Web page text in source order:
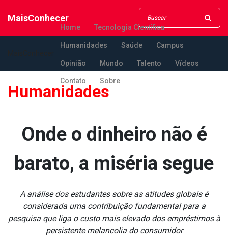
MaisConhecer
Home Tecnologia Científica
Humanidades Saúde Campus
Opinião Mundo Talento Vídeos
Contato Sobre
Humanidades
Onde o dinheiro não é
barato, a miséria segue
A análise dos estudantes sobre as atitudes globais é
considerada uma contribuição fundamental para a
pesquisa que liga o custo mais elevado dos empréstimos à
persistente melancolia do consumidor